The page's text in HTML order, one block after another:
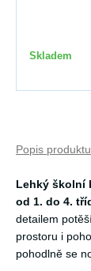
Skladem
Popis produktu
Lehký školní
od 1. do 4.
detailem
prostoru i
pohodlně se